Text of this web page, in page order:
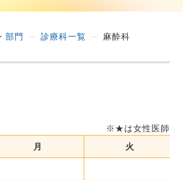
部門 診療科一覧 麻酔科
※★は女性医師
月 火